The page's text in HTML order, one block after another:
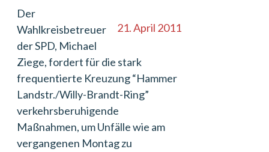
21. April 2011
Der
Wahlkreisbetreuer
der SPD, Michael
Ziege, fordert für die stark
frequentierte Kreuzung “Hammer
Landstr./Willy-Brandt-Ring”
verkehrsberuhigende
Maßnahmen, um Unfälle wie am
vergangenen Montag zu